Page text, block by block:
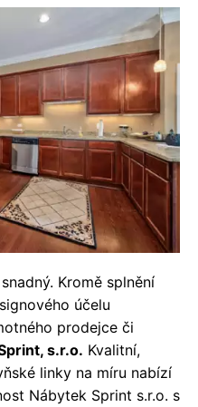
Kromě splnění
účelu
prodejce či
s.r.o. Kvalitní,
linky na míru nabízí
Nábytek Sprint s.r.o. s